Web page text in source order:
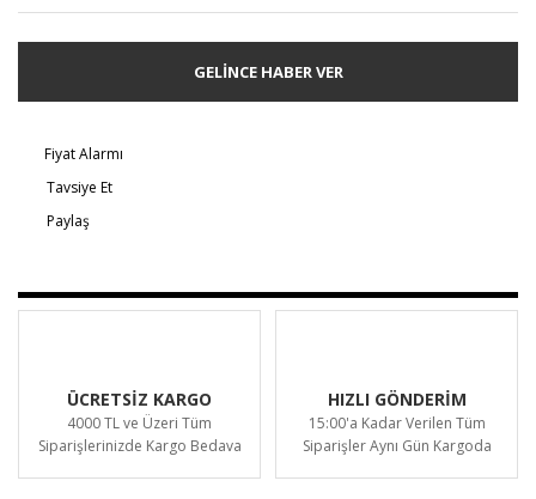
GELİNCE HABER VER
Fiyat Alarmı
Tavsiye Et
Paylaş
ÜCRETSİZ KARGO
4000 TL ve Üzeri Tüm
Siparişlerinizde Kargo Bedava
HIZLI GÖNDERİM
15:00'a Kadar Verilen Tüm
Siparişler Aynı Gün Kargoda